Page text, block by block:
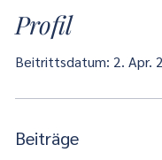
Profil
Beitrittsdatum: 2. Apr.
Beiträge